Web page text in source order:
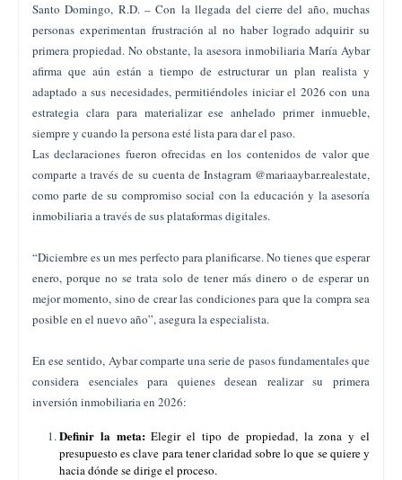
Santo Domingo, R.D. – Con la llegada del cierre del año, muchas
personas experimentan frustración al no haber logrado adquirir su
primera propiedad. No obstante, la asesora inmobiliaria María Aybar
afirma que aún están a tiempo de estructurar un plan realista y
adaptado a sus necesidades, permitiéndoles iniciar el 2026 con una
estrategia clara para materializar ese anhelado primer inmueble,
siempre y cuando la persona esté lista para dar el paso.
Las declaraciones fueron ofrecidas en los contenidos de valor que
comparte a través de su cuenta de Instagram @mariaaybar.realestate,
como parte de su compromiso social con la educación y la asesoría
inmobiliaria a través de sus plataformas digitales.
“Diciembre es un mes perfecto para planificarse. No tienes que esperar
enero, porque no se trata solo de tener más dinero o de esperar un
mejor momento, sino de crear las condiciones para que la compra sea
posible en el nuevo año”, asegura la especialista.
En ese sentido, Aybar comparte una serie de pasos fundamentales que
considera esenciales para quienes desean realizar su primera
inversión inmobiliaria en 2026:
Definir la meta:Elegir el tipo de propiedad, la zona y el
presupuesto es clave para tener claridad sobre lo que se quiere y
hacia dónde se dirige el proceso.